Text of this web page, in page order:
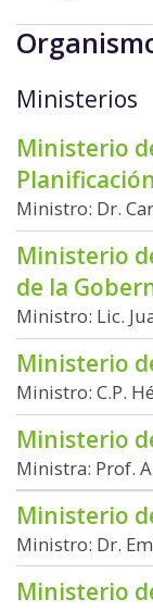
Ministerios
Ministerio
Planificación
Ministro: Dr.
Ministerio
de la
Ministro: Lic.
Ministerio
Ministro: C.P.
Ministerio
Ministra: Prof.
Ministerio
Ministro: Dr.
Ministerio